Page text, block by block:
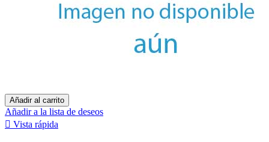
Añadir al carrito
Añadir a la lista de deseos
 Vista rápida